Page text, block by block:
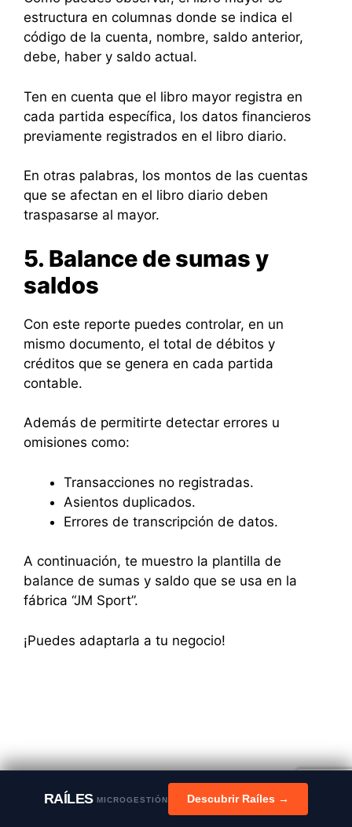
estructura en columnas donde se indica el
código de la cuenta, nombre, saldo anterior,
debe, haber y saldo actual.
Ten en cuenta que el libro mayor registra en
cada partida específica, los datos financieros
previamente registrados en el libro diario.
En otras palabras, los montos de las cuentas
que se afectan en el libro diario deben
traspasarse al mayor.
5. Balance de sumas y
saldos
Con este reporte puedes controlar, en un
mismo documento, el total de débitos y
créditos que se genera en cada partida
contable.
Además de permitirte detectar errores u
omisiones como:
Transacciones no registradas.
Asientos duplicados.
Errores de transcripción de datos.
A continuación, te muestro la plantilla de
balance de sumas y saldo que se usa en la
fábrica “JM Sport”.
¡Puedes adaptarla a tu negocio!
Balance de sumas y saldos para una fábrica de
ropa deportiva.
RAÍLESMICROGESTIÓN Descubrir Raíles →